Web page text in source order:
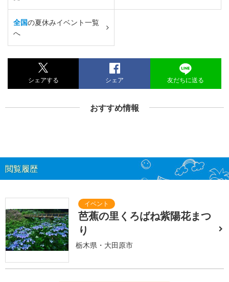
全国の夏休みイベント一覧
へ
シェアする シェア 友だちに送る
おすすめ情報
閲覧履歴
芭蕉の里くろばね紫陽花まつ
り
栃木県・大田原市